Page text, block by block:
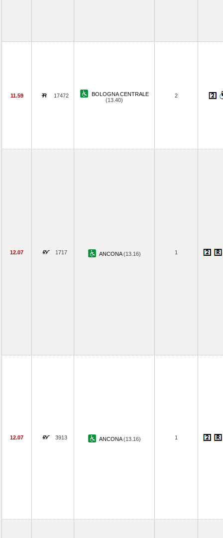
11.59 17472
BOLOGNA CENTRALE
(13.40)
2
12.07 1717 ANCONA(13.16) 1
12.07 3913 ANCONA(13.16) 1